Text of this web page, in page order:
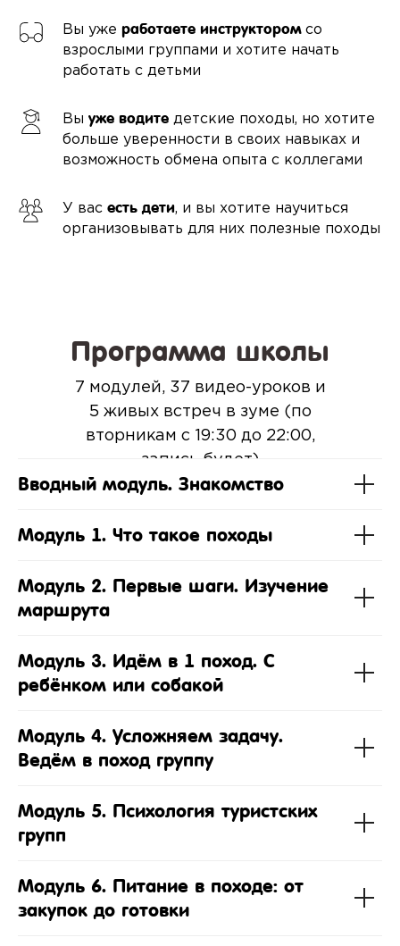
Вы уже работаете инструкторомсо
взрослыми группами и хотите начать
работать с детьми
Вы уже водите детские походы, но хотите
больше уверенности в своих навыках и
возможность обмена опыта с коллегами
У вас есть дети, и вы хотите научиться
организовывать для них полезные походы
Программа школы
7 модулей, 37 видео-уроков и
5 живых встреч в зуме (по
вторникам с 19:30 до 22:00,
запись будет)
Вводный модуль. Знакомство
Модуль 1. Что такое походы
Модуль 2. Первые шаги. Изучение
маршрута
Модуль 3. Идём в 1 поход. С
ребёнком или собакой
Модуль 4. Усложняем задачу.
Ведём в поход группу
Модуль 5. Психология туристских
групп
Модуль 6. Питание в походе: от
закупок до готовки